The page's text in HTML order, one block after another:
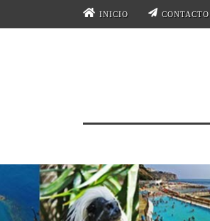
INICIO CONTACTO